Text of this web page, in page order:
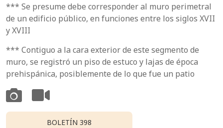
*** Se presume debe corresponder al muro perimetral
de un edificio público, en funciones entre los siglos XVII
y XVIII
*** Contiguo a la cara exterior de este segmento de
muro, se registró un piso de estuco y lajas de época
prehispánica, posiblemente de lo que fue un patio
BOLETÍN 398